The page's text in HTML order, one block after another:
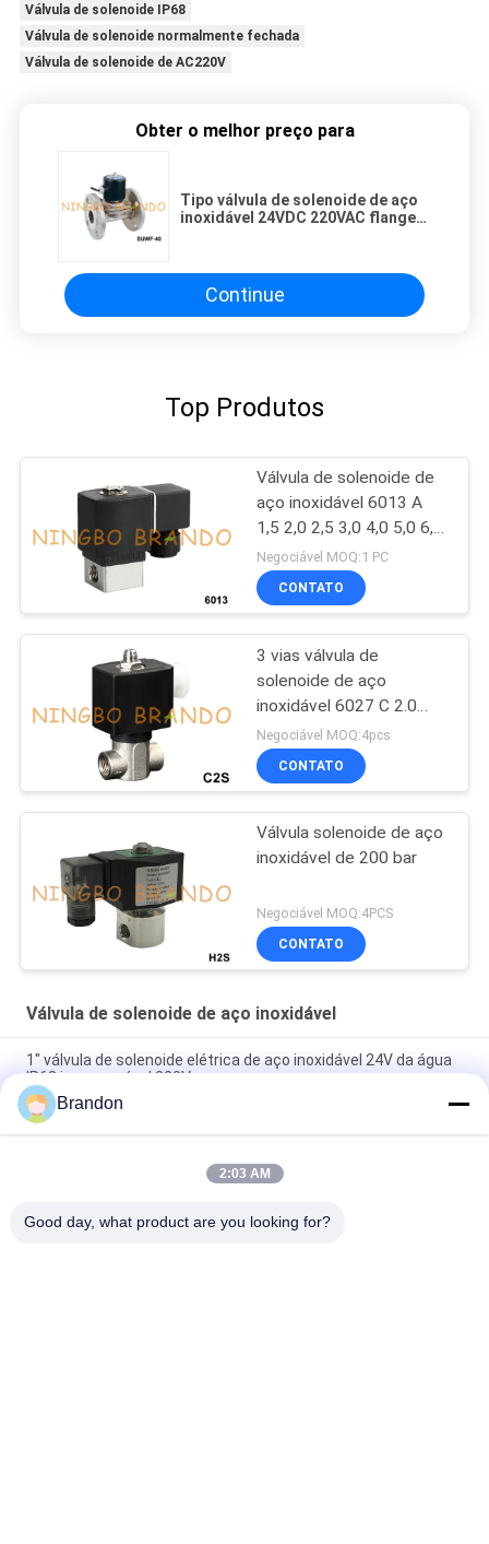
Válvula de solenoide IP68
Válvula de solenoide normalmente fechada
Válvula de solenoide de AC220V
Obter o melhor preço para
Tipo válvula de solenoide de aço
inoxidável 24VDC 220VAC flange
Continue
Top Produtos
Válvula de solenoide de
aço inoxidável 6013 A
1,5 2,0 2,5 3,0 4,0 5,0 6,0
1/8 5/64 de FKM
Negociável MOQ:1 PC
CONTATO
3 vias válvula de
solenoide de aço
inoxidável 6027 C 2.0
1/8' 1/4' 230V 120V 24V
Negociável MOQ:4pcs
CONTATO
Válvula solenoide de aço
inoxidável de 200 bar
Negociável MOQ:4PCS
CONTATO
Válvula de solenoide de aço inoxidável
1" válvula de solenoide elétrica de aço inoxidável 24V da água
IP68 impermeável 220V
1" válvula de solenoide de aço inoxidável à prova de explosões
12V 24V 110V 220V
válvula de solenoide de aço inoxidável 220V da água do NC da
Brandon
2:03 AM
Good day, what product are you looking for?